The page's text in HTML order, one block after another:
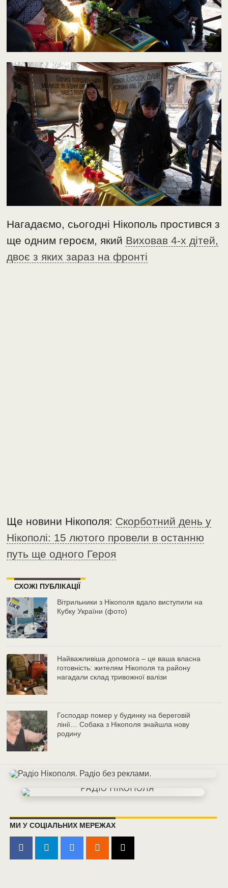
Нагадаємо, сьогодні Нікополь простився з
ще одним героєм, який Виховав 4-х дітей,
двоє з яких зараз на фронті
Ще новини Нікополя: Скорботний день у
Нікополі: 15 лютого провели в останню
путь ще одного Героя
СХОЖІ ПУБЛІКАЦІЇ
Вітрильники з Нікополя вдало виступили на
Кубку України (фото)
Найважливіша допомога – це ваша власна
готовність: жителям Нікополя та району
нагадали склад тривожної валізи
Господар помер у будинку на береговій
лінії… Собака з Нікополя знайшла нову
родину
МИ У СОЦІАЛЬНИХ МЕРЕЖАХ